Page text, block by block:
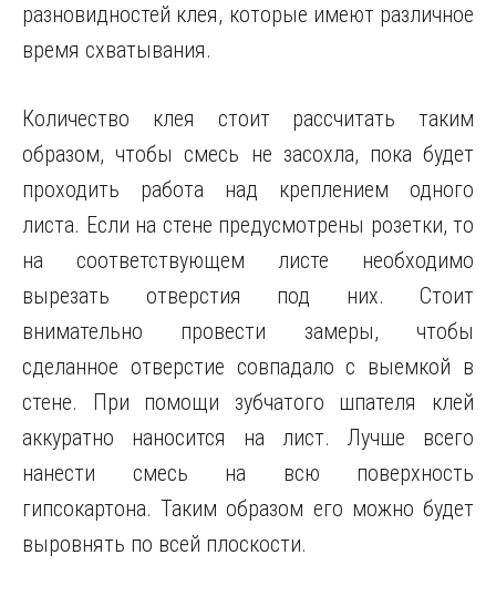
разновидностей клея, которые имеют различное
время схватывания.
Количество клея стоит рассчитать таким
образом, чтобы смесь не засохла, пока будет
проходить работа над креплением одного
листа. Если на стене предусмотрены розетки, то
на соответствующем листе необходимо
вырезать отверстия под них. Стоит
внимательно провести замеры, чтобы
сделанное отверстие совпадало с выемкой в
стене. При помощи зубчатого шпателя клей
аккуратно наносится на лист. Лучше всего
нанести смесь на всю поверхность
гипсокартона. Таким образом его можно будет
выровнять по всей плоскости.